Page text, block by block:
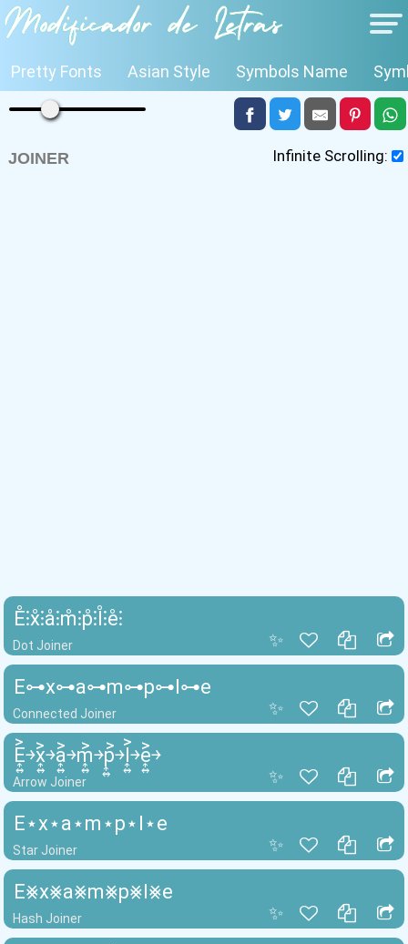
Pretty Fonts Asian Style Symbols Name
Infinite Scrolling:
JOINER
✨
Dot Joiner
E̊⫶x̊⫶å⫶m̊⫶p̊⫶l̊⫶e̊⫶
✨
Connected Joiner
E⊶x⊶a⊶m⊶p⊶l⊶e
✨
Arrow Joiner
E͎͍͐￫x͎͍͐￫a͎͍͐￫m͎͍͐￫p͎͍͐￫l͎͍͐￫e͎͍͐￫
✨
Star Joiner
E⋆x⋆a⋆m⋆p⋆l⋆e
✨
Hash Joiner
E⨳x⨳a⨳m⨳p⨳l⨳e